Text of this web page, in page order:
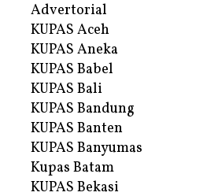
Advertorial
KUPAS Aceh
KUPAS Aneka
KUPAS Babel
KUPAS Bali
KUPAS Bandung
KUPAS Banten
KUPAS Banyumas
Kupas Batam
KUPAS Bekasi